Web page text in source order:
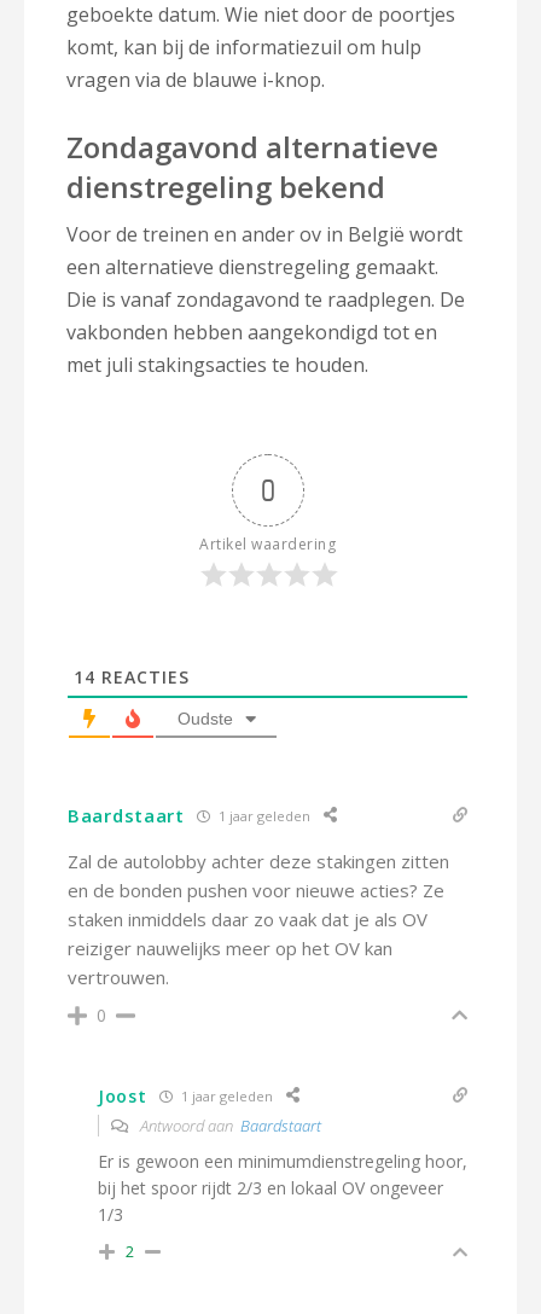
geboekte datum. Wie niet door de poortjes
komt, kan bij de informatiezuil om hulp
vragen via de blauwe i-knop.
Zondagavond alternatieve
dienstregeling bekend
Voor de treinen en ander ov in België wordt
een alternatieve dienstregeling gemaakt.
Die is vanaf zondagavond te raadplegen. De
vakbonden hebben aangekondigd tot en
met juli stakingsacties te houden.
0
Artikel waardering
14 REACTIES
Oudste
Baardstaart 1 jaar geleden
Zal de autolobby achter deze stakingen zitten
en de bonden pushen voor nieuwe acties? Ze
staken inmiddels daar zo vaak dat je als OV
reiziger nauwelijks meer op het OV kan
vertrouwen.
0
Joost 1 jaar geleden
Antwoord aan Baardstaart
Er is gewoon een minimumdienstregeling hoor,
bij het spoor rijdt 2/3 en lokaal OV ongeveer
1/3
2